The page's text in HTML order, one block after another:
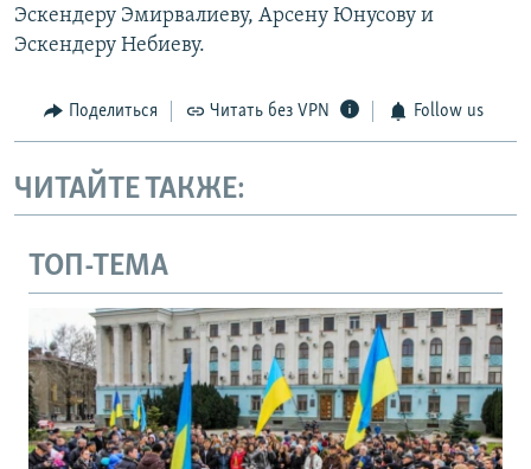
Эскендеру Эмирвалиеву, Арсену Юнусову и
Эскендеру Небиеву.
Поделиться Читать без VPN Follow us
ЧИТАЙТЕ ТАКЖЕ:
ТОП-ТЕМА